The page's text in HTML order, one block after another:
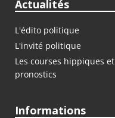
Actualités
L'édito politique
L'invité politique
Les courses hippiques et
pronostics
Informations